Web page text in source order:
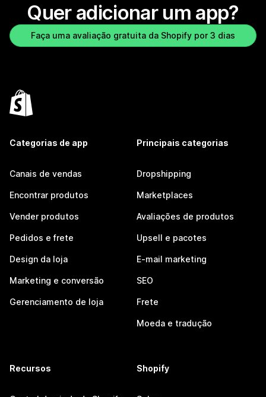
Quer adicionar um app?
Faça uma avaliação gratuita da Shopify por 3 dias
Categorias de app
Canais de vendas
Encontrar produtos
Vender produtos
Pedidos e frete
Design da loja
Marketing e conversão
Gerenciamento de loja
Principais categorias
Dropshipping
Marketplaces
Avaliações de produtos
Upsell e pacotes
E-mail marketing
SEO
Frete
Moeda e tradução
Recursos Shopify